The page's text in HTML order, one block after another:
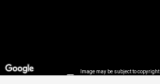
Image may be subject to copyright